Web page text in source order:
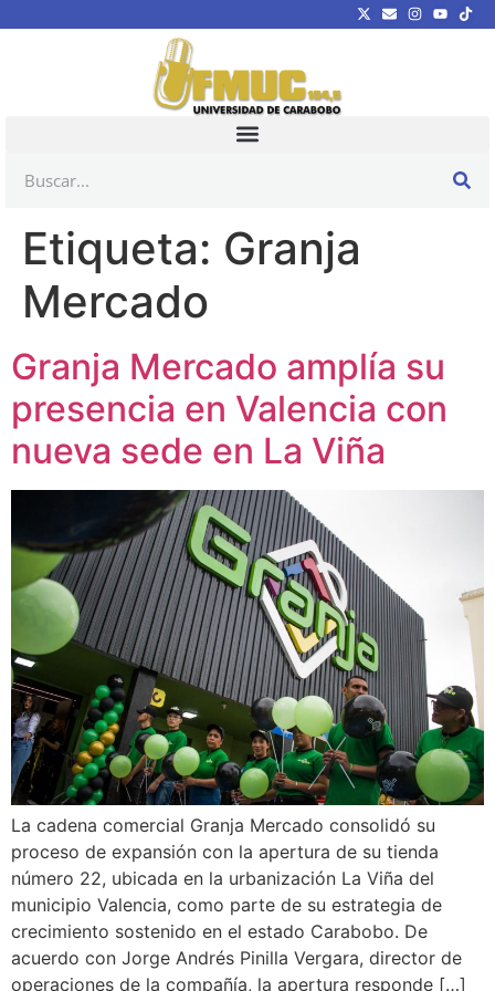
Etiqueta: Granja
Mercado
Granja Mercado amplía su
presencia en Valencia con
nueva sede en La Viña
La cadena comercial Granja Mercado consolidó su
proceso de expansión con la apertura de su tienda
número 22, ubicada en la urbanización La Viña del
municipio Valencia, como parte de su estrategia de
crecimiento sostenido en el estado Carabobo. De
acuerdo con Jorge Andrés Pinilla Vergara, director de
operaciones de la compañía, la apertura responde […]